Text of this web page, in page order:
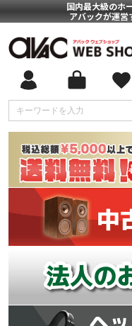
国内最大級のホ
アバックが運営